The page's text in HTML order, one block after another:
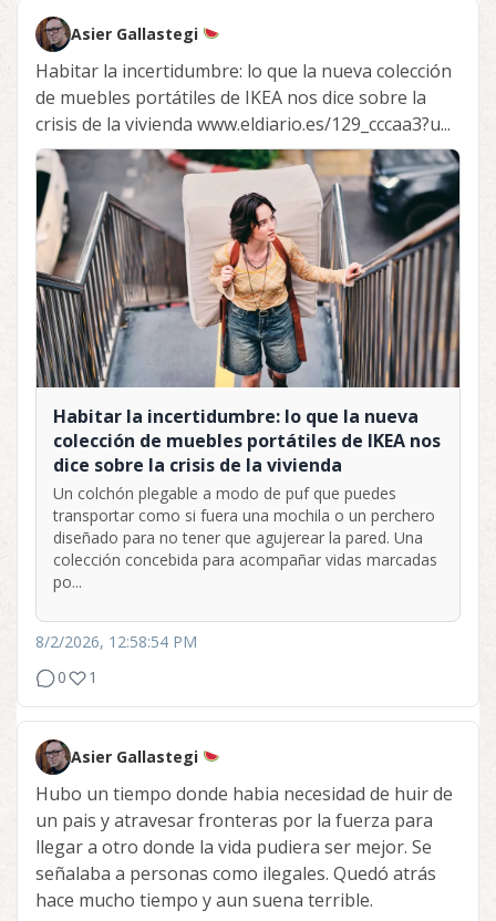
Asier Gallastegi
Habitar la incertidumbre: lo que la nueva colección
de muebles portátiles de IKEA nos dice sobre la
crisis de la vivienda www.eldiario.es/129_cccaa3?u...
Habitar la incertidumbre: lo que la nueva
colección de muebles portátiles de IKEA nos
dice sobre la crisis de la vivienda
Un colchón plegable a modo de puf que puedes
transportar como si fuera una mochila o un perchero
diseñado para no tener que agujerear la pared. Una
colección concebida para acompañar vidas marcadas
po...
8/2/2026, 12:58:54 PM
0
1
Asier Gallastegi
Hubo un tiempo donde habia necesidad de huir de
un pais y atravesar fronteras por la fuerza para
llegar a otro donde la vida pudiera ser mejor. Se
señalaba a personas como ilegales. Quedó atrás
hace mucho tiempo y aun suena terrible.